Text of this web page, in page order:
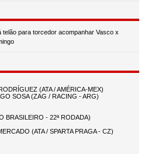
para torcedor acompanhar Vasco x